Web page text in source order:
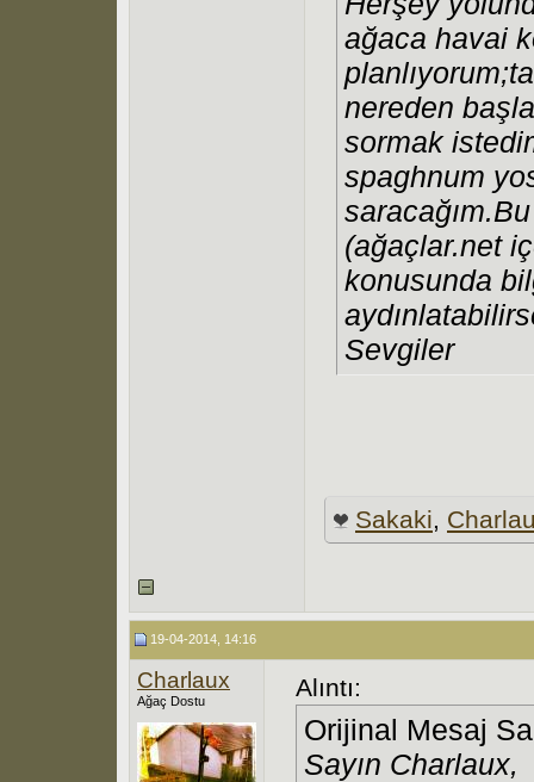
ağaca havai
nereden
sormak
spaghnum
(ağaçlar.net
konusunda
Sevgiler
Sakaki,
19-04-2014, 14:16
Charlaux
Ağaç Dostu Alıntı:
Orijinal Mesaj
Sayın Charlaux,